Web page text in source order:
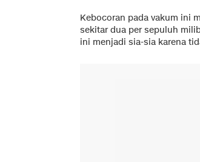
Kebocoran pada vakum ini
sekitar dua per sepuluh
ini menjadi sia-sia karena